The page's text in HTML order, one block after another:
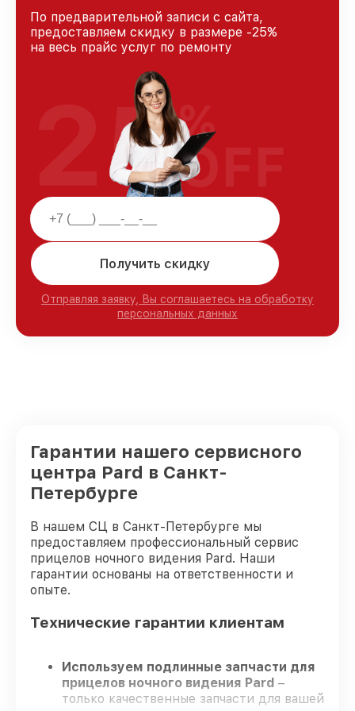
По предварительной записи с сайта,
предоставляем скидку в размере -25%
на весь прайс услуг по ремонту
Получить скидку
Отправляя заявку, Вы соглашаетесь на обработку
персональных данных
25%
OFF
Гарантии нашего сервисного
центра Pard в Санкт-
Петербурге
В нашем СЦ в Санкт-Петербурге мы
предоставляем профессиональный сервис
прицелов ночного видения Pard. Наши
гарантии основаны на ответственности и
опыте.
Технические гарантии клиентам
Используем подлинные запчасти для
прицелов ночного видения Pard –
только качественные запчасти для вашей